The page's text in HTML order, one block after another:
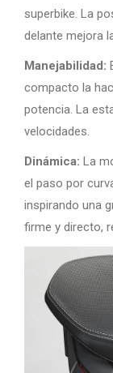
superbike. La
delante mejora
Manejabilidad:
compacto la
potencia. La
velocidades.
Dinámica: La
el paso por
inspirando una
firme y directo,